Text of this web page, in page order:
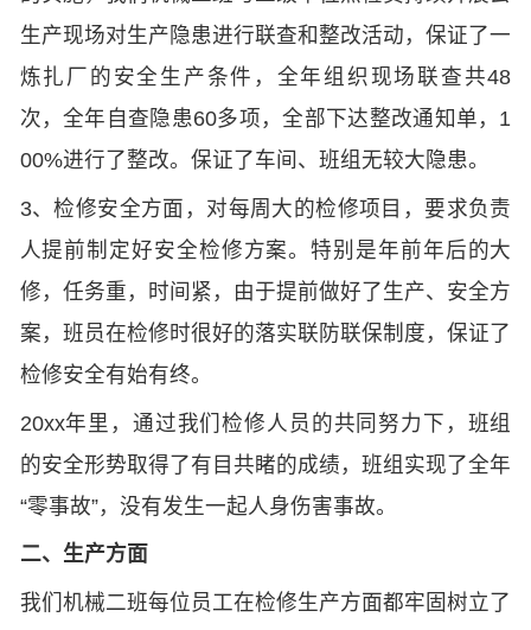
生产现场对生产隐患进行联查和整改活动，保证了一
炼扎厂的安全生产条件，全年组织现场联查共48
次，全年自查隐患60多项，全部下达整改通知单，1
00%进行了整改。保证了车间、班组无较大隐患。
3、检修安全方面，对每周大的检修项目，要求负责
人提前制定好安全检修方案。特别是年前年后的大
修，任务重，时间紧，由于提前做好了生产、安全方
案，班员在检修时很好的落实联防联保制度，保证了
检修安全有始有终。
20xx年里，通过我们检修人员的共同努力下，班组
的安全形势取得了有目共睹的成绩，班组实现了全年
“零事故”，没有发生一起人身伤害事故。
二、生产方面
我们机械二班每位员工在检修生产方面都牢固树立了